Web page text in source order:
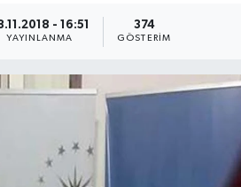
- 16:51
YAYINLANMA
374
GÖSTERIM